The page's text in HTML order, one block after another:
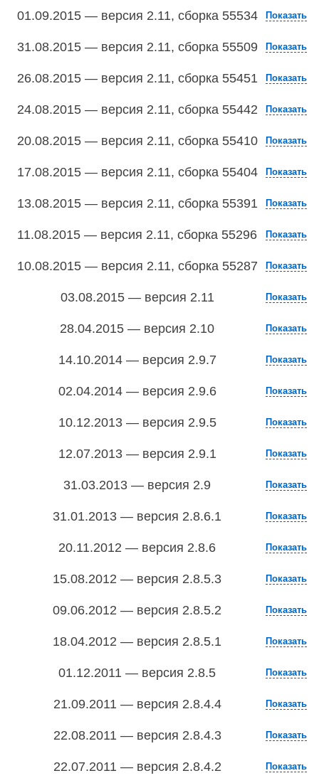
01.09.2015 — версия 2.11, сборка 55534 Показать
31.08.2015 — версия 2.11, сборка 55509 Показать
26.08.2015 — версия 2.11, сборка 55451 Показать
24.08.2015 — версия 2.11, сборка 55442 Показать
20.08.2015 — версия 2.11, сборка 55410 Показать
17.08.2015 — версия 2.11, сборка 55404 Показать
13.08.2015 — версия 2.11, сборка 55391 Показать
11.08.2015 — версия 2.11, сборка 55296 Показать
10.08.2015 — версия 2.11, сборка 55287 Показать
03.08.2015 — версия 2.11 Показать
28.04.2015 — версия 2.10 Показать
14.10.2014 — версия 2.9.7 Показать
02.04.2014 — версия 2.9.6 Показать
10.12.2013 — версия 2.9.5 Показать
12.07.2013 — версия 2.9.1 Показать
31.03.2013 — версия 2.9 Показать
31.01.2013 — версия 2.8.6.1 Показать
20.11.2012 — версия 2.8.6 Показать
15.08.2012 — версия 2.8.5.3 Показать
09.06.2012 — версия 2.8.5.2 Показать
18.04.2012 — версия 2.8.5.1 Показать
01.12.2011 — версия 2.8.5 Показать
21.09.2011 — версия 2.8.4.4 Показать
22.08.2011 — версия 2.8.4.3 Показать
22.07.2011 — версия 2.8.4.2 Показать